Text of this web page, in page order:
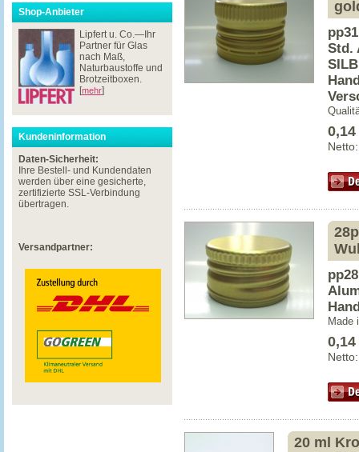
Shop-Anbieter
Lipfert u. Co.—Ihr
Partner für Glas
nach Maß,
Naturbaustoffe und
Brotzeitboxen.
[mehr]
Kundeninformation
Daten-Sicherheit:
Ihre Bestell- und Kundendaten
werden über eine gesicherte,
zertifizierte SSL-Verbindung
übertragen.
Versandpartner:
Std.
0,14
Made
0,14
20 ml